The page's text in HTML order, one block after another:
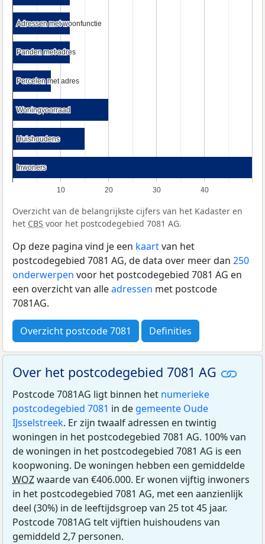
10 20 30 40
Adressen met woonfunctie
Adressen met woonfunctie
Panden met adres
Panden met adres
Percelen met adres
Percelen met adres
Woningvoorraad
Woningvoorraad
Huishoudens
Huishoudens
Inwoners
Inwoners
Overzicht van de belangrijkste cijfers van het Kadaster en
het CBS voor het postcodegebied 7081 AG.
Op deze pagina vind je een kaartvan het
postcodegebied 7081 AG, de data over meer dan 250
onderwerpen voor het postcodegebied 7081 AG en
een overzicht van alleadressen met postcode
7081AG.
Overzicht postcode 7081 Definities
Over het postcodegebied 7081 AG
Postcode 7081AG ligt binnen het numerieke
postcodegebied 7081 in de gemeente Oude
IJsselstreek. Er zijn twaalf adressen en twintig
woningen in het postcodegebied 7081 AG. 100% van
de woningen in het postcodegebied 7081 AG is een
koopwoning. De woningen hebben een gemiddelde
WOZwaarde van €406.000. Er wonen vijftig inwoners
in het postcodegebied 7081 AG, met een aanzienlijk
deel (30%) in de leeftijdsgroep van 25 tot 45 jaar.
Postcode 7081AG telt vijftien huishoudens van
gemiddeld 2,7 personen.